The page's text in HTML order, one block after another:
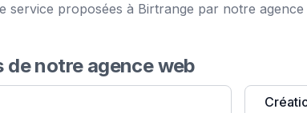
service proposées à Birtrange par notre
de notre agence web